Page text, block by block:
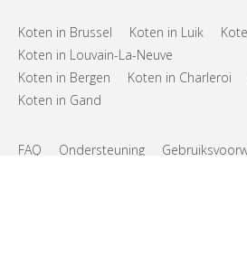
Koten in Brussel Koten in Luik
Koten in Louvain-La-Neuve
Koten in Bergen
Koten in Charleroi
Koten in Gand
FAQ Ondersteuning